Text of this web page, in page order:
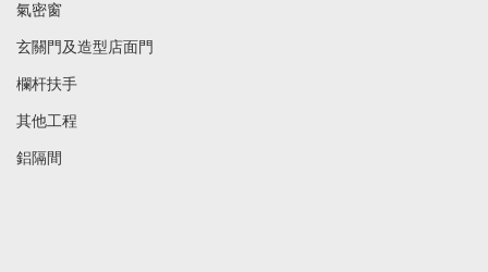
氣密窗
玄關門及造型店面門
欄杆扶手
其他工程
鋁隔間